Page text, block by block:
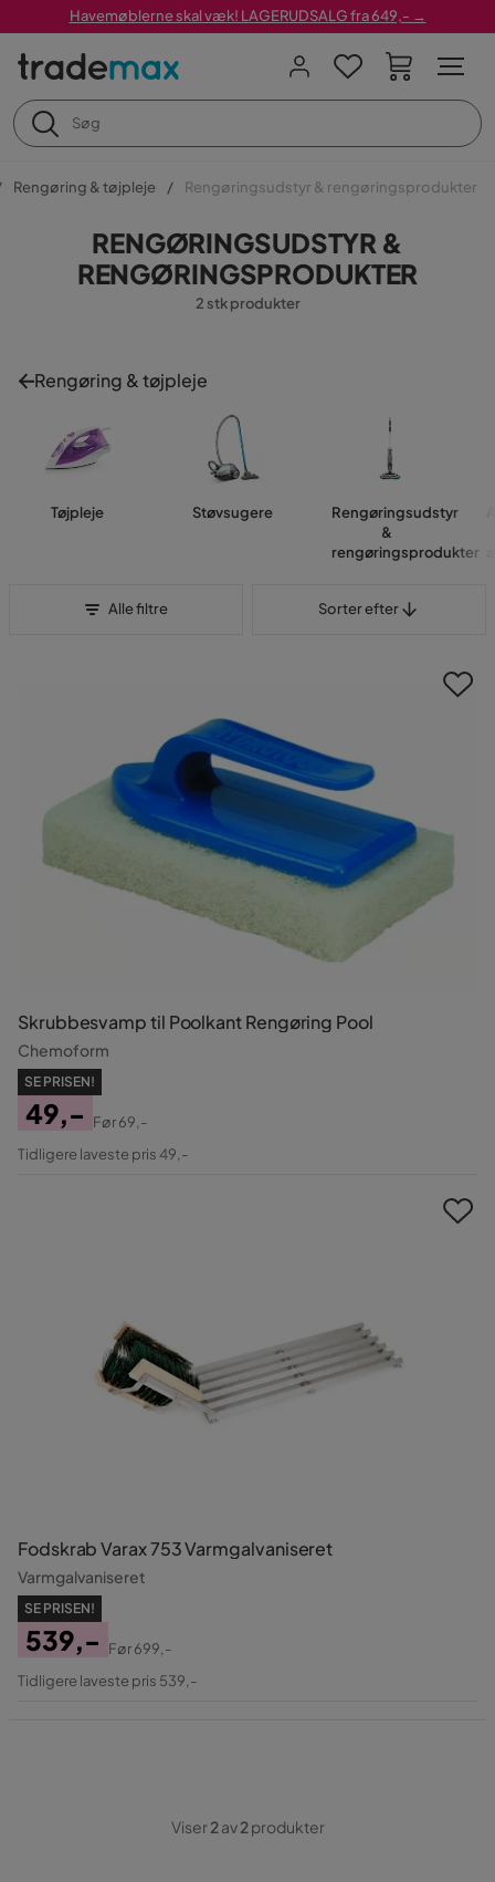
Havemøblerne skal væk! LAGERUDSALG fra 649,- →
Rengøring & tøjpleje Rengøringsudstyr & rengøringsprodukter
RENGØRINGSUDSTYR &
RENGØRINGSPRODUKTER
2 stk produkter
Rengøring & tøjpleje
Tøjpleje Støvsugere
Rengøringsudstyr
&
rengøringsprodukter
Alle filtre Sorter efter
Skrubbesvamp til Poolkant Rengøring Pool
Chemoform
SE PRISEN!
Pris
49,-
Original
Før69,-
Tidligere laveste pris 49,-
Fodskrab Varax 753 Varmgalvaniseret
Varmgalvaniseret
SE PRISEN!
Pris
539,-
Original
Før699,-
Tidligere laveste pris 539,-
Viser2av2produkter